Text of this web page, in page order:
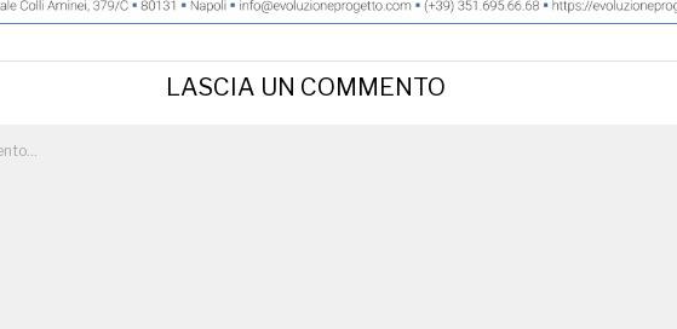
LASCIA UN COMMENTO